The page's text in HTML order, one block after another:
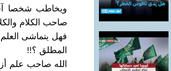
ويخاطب شخصا
صاحب الكلام
فهل يتماشى
المطلق ؟!!
الله صاحب علم